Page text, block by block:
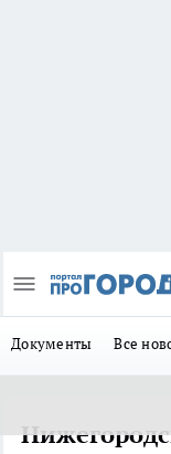
Документы Все